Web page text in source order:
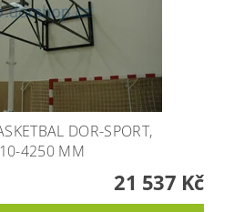
DOR-SPORT,
4250 MM
21 537 Kč